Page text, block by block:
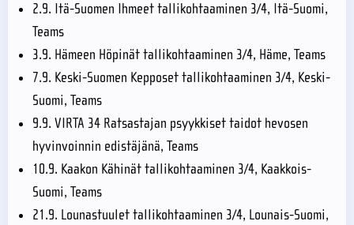
2.9. Itä-Suomen Ihmeet tallikohtaaminen 3/4, Itä-Suomi,
Teams
3.9. Hämeen Höpinät tallikohtaaminen 3/4, Häme, Teams
7.9. Keski-Suomen Kepposet tallikohtaaminen 3/4, Keski-
Suomi, Teams
9.9. VIRTA 34 Ratsastajan psyykkiset taidot hevosen
hyvinvoinnin edistäjänä, Teams
10.9. Kaakon Kähinät tallikohtaaminen 3/4, Kaakkois-
Suomi, Teams
21.9. Lounastuulet tallikohtaaminen 3/4, Lounais-Suomi,